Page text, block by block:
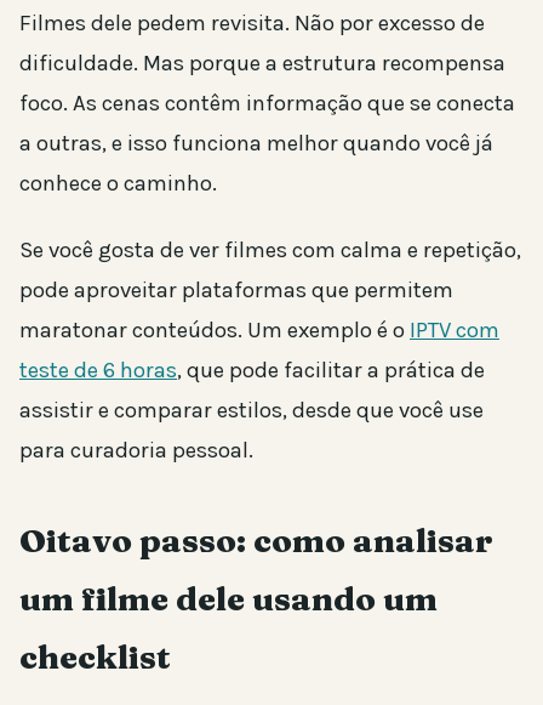
Filmes dele pedem revisita. Não por excesso de
dificuldade. Mas porque a estrutura recompensa
foco. As cenas contêm informação que se conecta
a outras, e isso funciona melhor quando você já
conhece o caminho.
Se você gosta de ver filmes com calma e repetição,
pode aproveitar plataformas que permitem
maratonar conteúdos. Um exemplo é o IPTV com
teste de 6 horas, que pode facilitar a prática de
assistir e comparar estilos, desde que você use
para curadoria pessoal.
Oitavo passo: como analisar
um filme dele usando um
checklist